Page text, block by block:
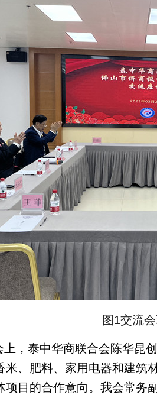
图1交流
，泰中华商联合会陈华昆
米、肥料、家用电器和建筑
项目的合作意向。我会常务